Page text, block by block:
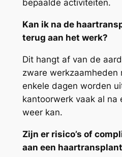
bepaalde activiteiten.
Kan ik na de
terug aan het werk?
Dit hangt af van de
zware werkzaamheden
enkele dagen worden
kantoorwerk vaak al na
weer kan.
Zijn er risico’s of
aan een